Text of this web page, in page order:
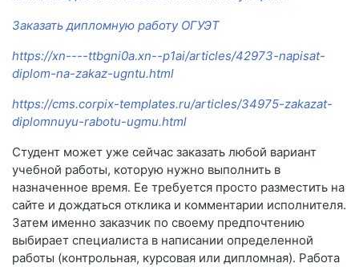
Заказать дипломную работу ОГУЭТ
https://xn----ttbgni0a.xn--p1ai/articles/42973-napisat-
diplom-na-zakaz-ugntu.html
https://cms.corpix-templates.ru/articles/34975-zakazat-
diplomnuyu-rabotu-ugmu.html
Студент может уже сейчас заказать любой вариант
учебной работы, которую нужно выполнить в
назначенное время. Ее требуется просто разместить на
сайте и дождаться отклика и комментарии исполнителя.
Затем именно заказчик по своему предпочтению
выбирает специалиста в написании определенной
работы (контрольная, курсовая или дипломная). Работа